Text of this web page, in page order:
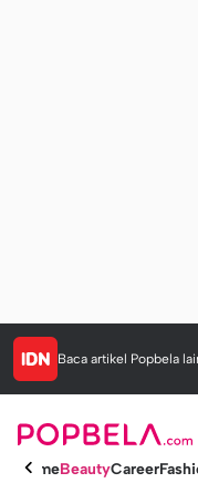
Baca artikel Popbela
HomeBeautyCareer